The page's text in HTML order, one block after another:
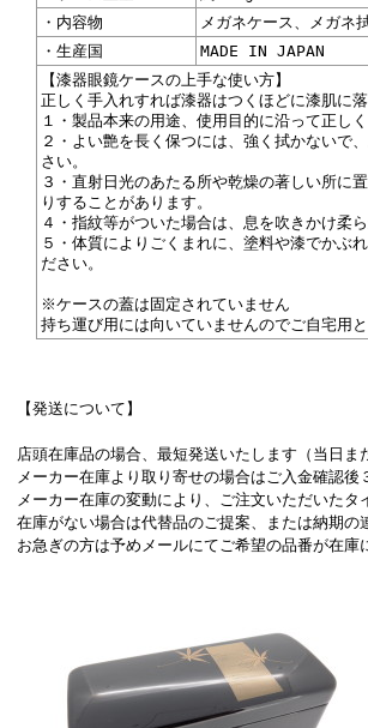
・内容物
メガネケース、メガネ
・生産国
MADE IN JAPAN
【漆器眼鏡ケースの上手な使い方】
正しく手入れすれば漆器はつくほどに漆肌に
１・製品本来の用途、使用目的に沿って正しく
２・よい艶を長く保つには、強く拭かないで
さい。
３・直射日光のあたる所や乾燥の著しい所に
りすることがあります。
４・指紋等がついた場合は、息を吹きかけ柔
５・体質によりごくまれに、塗料や漆でかぶ
ださい。
※ケースの蓋は固定されていません
持ち運び用には向いていませんのでご自宅用
【発送について】
店頭在庫品の場合、最短発送いたします（当日ま
メーカー在庫より取り寄せの場合はご入金確認後
メーカー在庫の変動により、ご注文いただいた
在庫がない場合は代替品のご提案、または納期の
お急ぎの方は予めメールにてご希望の品番が在庫